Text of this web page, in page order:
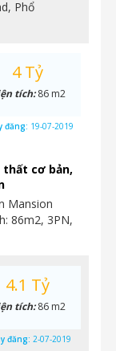
Phổ
thất cơ bản,
Mansion
86m2, 3PN,
4 Tỷ
tích:86 m2
đăng: 19-07-2019
4.1 Tỷ
tích:86 m2
đăng: 2-07-2019